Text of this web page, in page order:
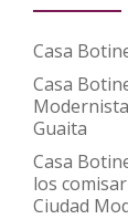
Casa
Casa
Guaita
Casa
los
Ciudad